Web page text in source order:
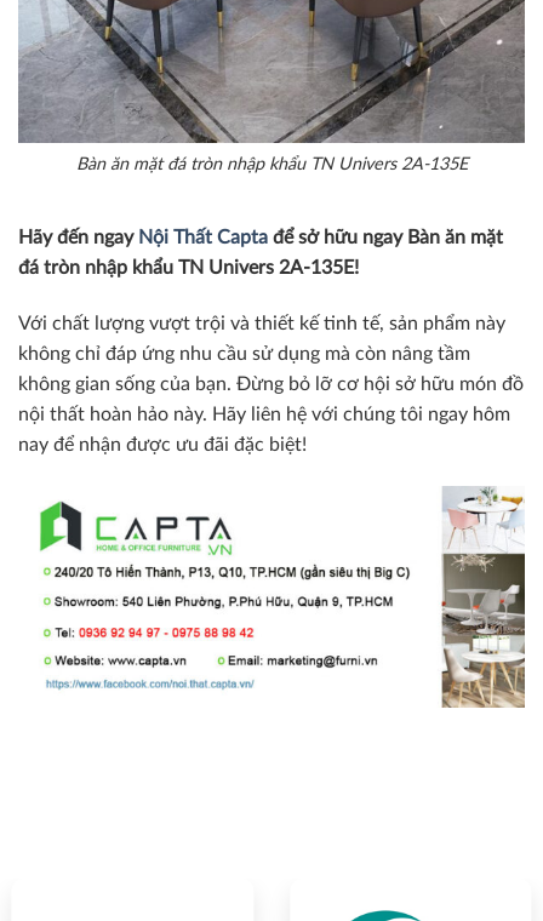
Bàn ăn mặt đá tròn nhập khẩu TN Univers 2A-135E
Hãy đến ngay Nội Thất Capta để sở hữu ngay Bàn ăn mặt
đá tròn nhập khẩu TN Univers 2A-135E!
Với chất lượng vượt trội và thiết kế tinh tế, sản phẩm này
không chỉ đáp ứng nhu cầu sử dụng mà còn nâng tầm
không gian sống của bạn. Đừng bỏ lỡ cơ hội sở hữu món đồ
nội thất hoàn hảo này. Hãy liên hệ với chúng tôi ngay hôm
nay để nhận được ưu đãi đặc biệt!